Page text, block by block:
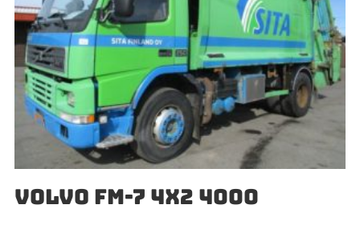
VOLVO FM-7 4X2 4000